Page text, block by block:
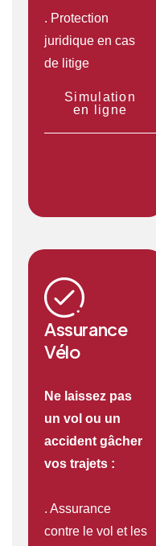
. Protection
juridique en cas
de litige
Simulation
en ligne
Assurance
Vélo
Ne laissez pas
un vol ou un
accident gâcher
vos trajets :
. Assurance
contre le vol et les